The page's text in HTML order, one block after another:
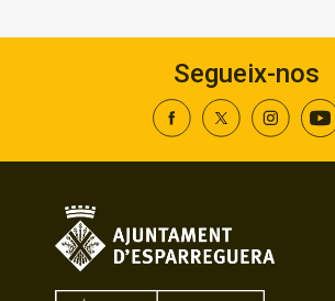
Segueix-nos